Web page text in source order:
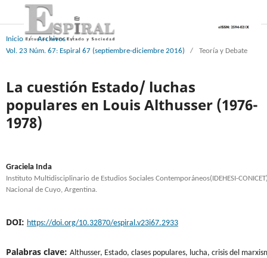
Inicio / Archivos
/
Vol. 23 Núm. 67: Espiral 67 (septiembre-diciembre 2016)
/ Teoría y Debate
La cuestión Estado/ luchas
populares en Louis Althusser (1976-
1978)
Graciela Inda
Instituto Multidisciplinario de Estudios Sociales Contemporáneos(IDEHESI-
Nacional de Cuyo, Argentina.
DOI: https://doi.org/10.32870/espiral.v23i67.2933
Palabras clave: Althusser, Estado, clases populares, lucha, crisis del